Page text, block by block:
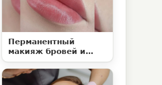
Перманентный
макияж бровей и
ламинирование
ресниц со скидкой до
50%